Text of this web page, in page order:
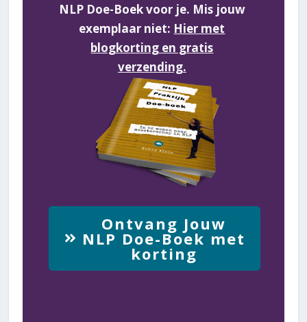
NLP Doe-Boek voor je. Mis jouw
exemplaar niet: Hier met
blogkorting en gratis
verzending.
Ontvang Jouw
NLP Doe-Boek met
korting